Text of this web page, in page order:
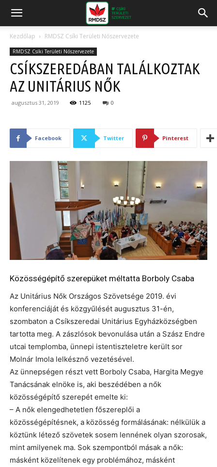
Kezdőlap RMDSZ Csíki Területi Nőszervezete
RMDSZ Csíki Területi Nőszervezete
CSÍKSZEREDÁBAN TALÁLKOZTAK
AZ UNITÁRIUS NŐK
augusztus 31, 2019 1125 0
Facebook Twitter Pinterest
Közösségépítő szerepüket méltatta Borboly Csaba
Az Unitárius Nők Országos Szövetsége 2019. évi
konferenciáját és közgyűlését augusztus 31-én,
szombaton a Csíkszeredai Unitárius Egyházközségben
tartotta meg. A zászlósok bevonulása után a Szász Endre
utcai templomba, ünnepi istentiszteletre került sor
Molnár Imola lelkésznő vezetésével.
Az ünnepségen részt vett Borboly Csaba, Hargita Megye
Tanácsának elnöke is, aki beszédében a nők
közösségépítő szerepét emelte ki:
– A nők elengedhetetlen főszereplői a
közösségépítésnek, a közösség formálásának: nélkülük a
köztünk létező szövetek sosem lennének olyan szorosak,
mint amilyenek ma. Sok szempontból másak a nők:
másként közelítenek egy problémához, másként